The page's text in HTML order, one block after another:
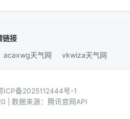
链接
acaxwg天气网 vkwiza天气网
ICP备2025112444号-1
| 数据来源：腾讯官网API